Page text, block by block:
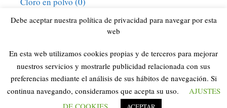
Cloro granulado (0)
Uncategorized (2)
Debe aceptar nuestra política de privacidad para navegar por esta
web
En esta web utilizamos cookies propias y de terceros para mejorar
nuestros servicios y mostrarle publicidad relacionada con sus
preferencias mediante el análisis de sus hábitos de navegación. Si
continua navegando, consideramos que acepta su uso.
AJUSTES
DE COOKIES